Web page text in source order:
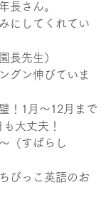
長さん。
にしてくれてい
長先生）
グン伸びていま
！1月～12月まで
大丈夫！
（すばらし
びっこ英語のお